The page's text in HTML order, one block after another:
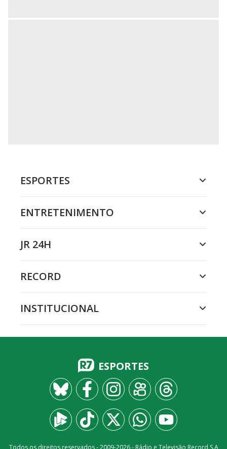
ESPORTES
ENTRETENIMENTO
JR 24H
RECORD
INSTITUCIONAL
ESPORTES
Todos os direitos reservados - 2009-2026- Rádio e Televisão Record S.A